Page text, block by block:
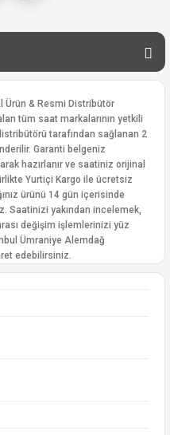
Ürün & Resmi Distribütör
tüm saat markalarının yetkili
tarafından sağlanan 2
Garanti belgeniz
hazırlanır ve saatiniz orijinal
Yurtiçi Kargo ile ücretsiz
ürünü 14 gün içerisinde
Saatinizi yakından incelemek,
değişim işlemlerinizi yüz
Ümraniye Alemdağ
edebilirsiniz.